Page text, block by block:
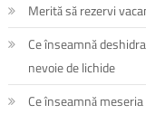
Merită să rezervi
Ce înseamnă
nevoie de lichide
Ce înseamnă